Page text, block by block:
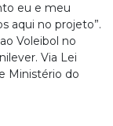
eu e meu
aqui no projeto”.
Voleibol no
Via Lei
Ministério do